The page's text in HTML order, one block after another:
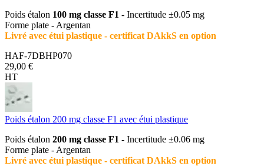
Poids étalon 100 mg classe F1 - Incertitude ±0.05 mg
Forme plate - Argentan
Livré avec étui plastique - certificat DAkkS en option
HAF-7DBHP070
29,00 €
HT
Poids étalon 200 mg classe F1 avec étui plastique
Poids étalon 200 mg classe F1 - Incertitude ±0.06 mg
Forme plate - Argentan
Livré avec étui plastique - certificat DAkkS en option